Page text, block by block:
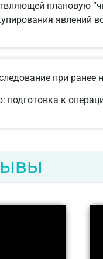
плановую
явлений
при ранее
подготовка к